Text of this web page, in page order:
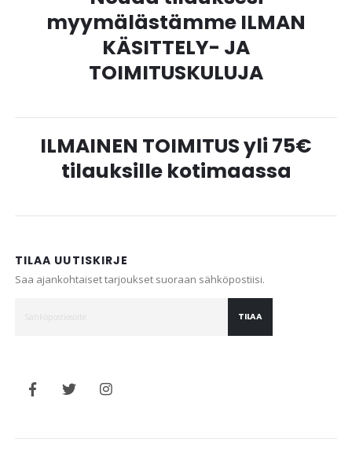
myymälästämme ILMAN
KÄSITTELY- JA
TOIMITUSKULUJA
ILMAINEN TOIMITUS yli 75€
tilauksille kotimaassa
TILAA UUTISKIRJE
Saa ajankohtaiset tarjoukset suoraan sähköpostiisi.
TILAA